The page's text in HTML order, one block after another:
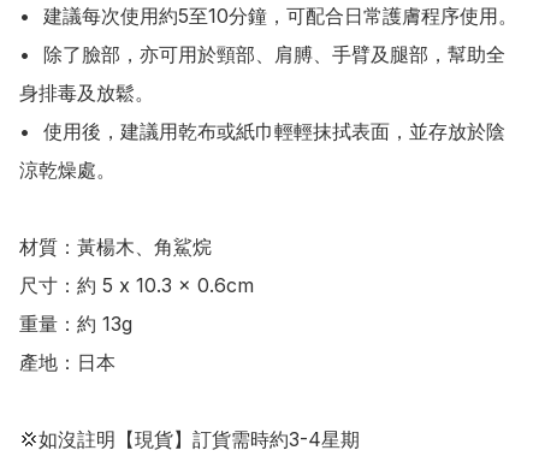
•	建議每次使用約5至10分鐘，可配合日常護膚程序使用。
•	除了臉部，亦可用於頸部、肩膊、手臂及腿部，幫助全
身排毒及放鬆。
•	使用後，建議用乾布或紙巾輕輕抹拭表面，並存放於陰
涼乾燥處。
材質：黃楊木、角鯊烷
尺寸：約 5 x 10.3 x 0.6cm
重量：約 13g
產地：日本
💢如沒註明【現貨】訂貨需時約3-4星期